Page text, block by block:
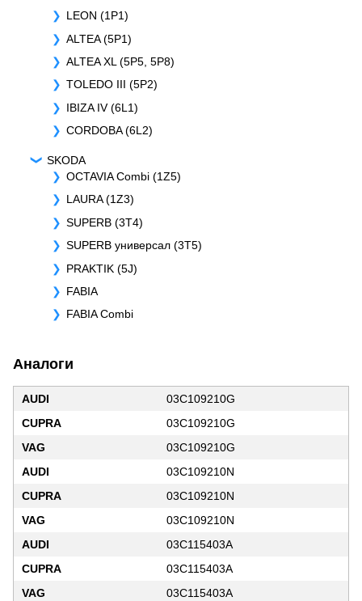
LEON (1P1)
ALTEA (5P1)
ALTEA XL (5P5, 5P8)
TOLEDO III (5P2)
IBIZA IV (6L1)
CORDOBA (6L2)
SKODA
OCTAVIA Combi (1Z5)
LAURA (1Z3)
SUPERB (3T4)
SUPERB универсал (3T5)
PRAKTIK (5J)
FABIA
FABIA Combi
Аналоги
AUDI
03C109210G
CUPRA
03C109210G
VAG
03C109210G
AUDI
03C109210N
CUPRA
03C109210N
VAG
03C109210N
AUDI
03C115403A
CUPRA
03C115403A
VAG
03C115403A